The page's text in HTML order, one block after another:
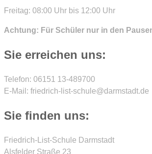
Freitag: 08:00 Uhr bis 12:00 Uhr
Achtung: Für Schüler nur in den
Sie erreichen uns:
Telefon: 06151 13-489700
E-Mail: friedrich-list-schule@darmstadt.de
Sie finden uns:
Friedrich-List-Schule Darmstadt
Alsfelder Straße 23